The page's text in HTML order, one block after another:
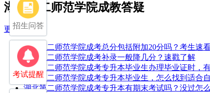
湖北第二师范学院成教答疑
更多
湖北第二师范学院成考总分包括附加20分吗？考生速
湖北第二师范学院成考补录一般降几分？速戳了解
湖北第二师范学院成考专升本毕业生办理毕业证时，
湖北第二师范学院成考专升本毕业生，怎么找到适合
湖北第二师范学院成考专升本有期末考试吗？没过怎
招生问答
考试提醒